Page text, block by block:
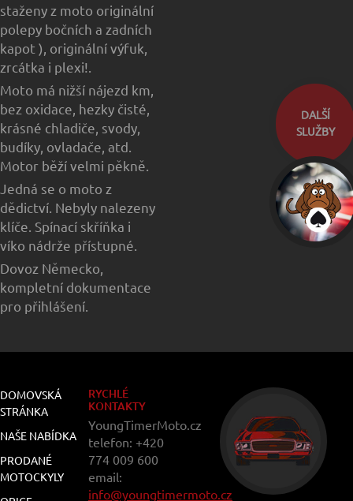
DALŠÍ
SLUŽBY
staženy z moto originální
polepy bočních a zadních
kapot ), originální výfuk,
zrcátka i plexi!.
Moto má nižší nájezd km,
bez oxidace, hezky čisté,
krásné chladiče, svody,
budíky, ovladače, atd.
Motor běží velmi pěkně.
Jedná se o moto z
dědictví. Nebyly nalezeny
klíče. Spínací skříňka i
víko nádrže přístupné.
Dovoz Německo,
kompletní dokumentace
pro přihlášení.
DOMOVSKÁ
STRÁNKA
NAŠE NABÍDKA
PRODANÉ
MOTOCKYLY
RYCHLÉ
KONTAKTY
YoungTimerMoto.cz
telefon: +420
774 009 600
email:
info@youngtimermoto.cz